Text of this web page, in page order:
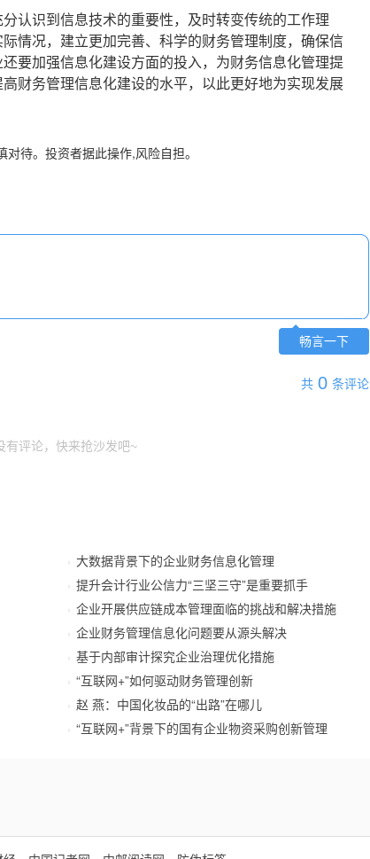
识到信息技术的重要性，及时转变传统的工作理
情况，建立更加完善、科学的财务管理制度，确保信
要加强信息化建设方面的投入，为财务信息化管理提
财务管理信息化建设的水平，以此更好地为实现发展
待。投资者据此操作,风险自担。
畅言一下
共 0 条评论
有评论，快来抢沙发吧~
大数据背景下的企业财务信息化管理
提升会计行业公信力“三坚三守”是重要抓手
企业开展供应链成本管理面临的挑战和解决措施
企业财务管理信息化问题要从源头解决
基于内部审计探究企业治理优化措施
“互联网+”如何驱动财务管理创新
赵 燕：中国化妆品的“出路”在哪儿
“互联网+”背景下的国有企业物资采购创新管理